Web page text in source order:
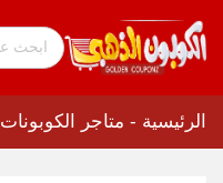
الرئيسية - متاجر الكوبونات